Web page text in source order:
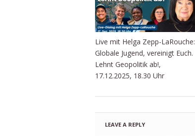
Live mit Helga Zepp-LaRouche:
Globale Jugend, vereinigt Euch.
Lehnt Geopolitik ab!,
17.12.2025, 18.30 Uhr
LEAVE A REPLY